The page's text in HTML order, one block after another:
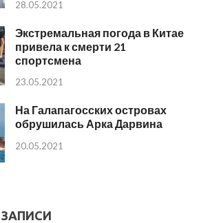
28.05.2021
Экстремальная погода в Китае
привела к смерти 21
спортсмена
23.05.2021
На Галапагосских островах
обрушилась Арка Дарвина
20.05.2021